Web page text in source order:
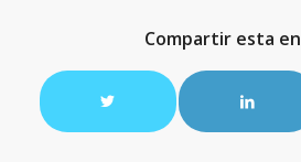
Compartir esta